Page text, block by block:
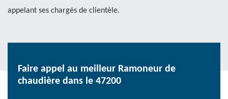
appelant ses chargés de clientèle.
Faire appel au meilleur Ramoneur de
chaudière dans le 47200